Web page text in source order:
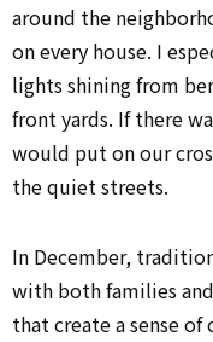
around the
on every house. I
lights shining from
front yards. If there
would put on our
the quiet streets.
In December,
with both families
that create a sense